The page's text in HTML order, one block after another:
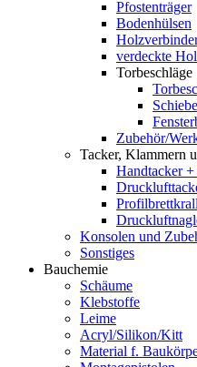
Pfostenträger
Bodenhülsen
verdeckte
Torbeschläge
Zubehör/
Tacker, Klammern
Handtacker
Konsolen und
Sonstiges
Bauchemie
Schäume
Klebstoffe
Leime
Acryl/Silikon/Kitt
Material f.